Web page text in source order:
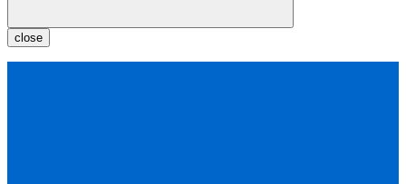
close